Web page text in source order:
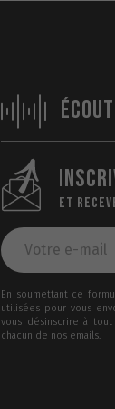
ET
En soumettant ce
utilisées pour vous
vous désinscrire à
chacun de nos emails.